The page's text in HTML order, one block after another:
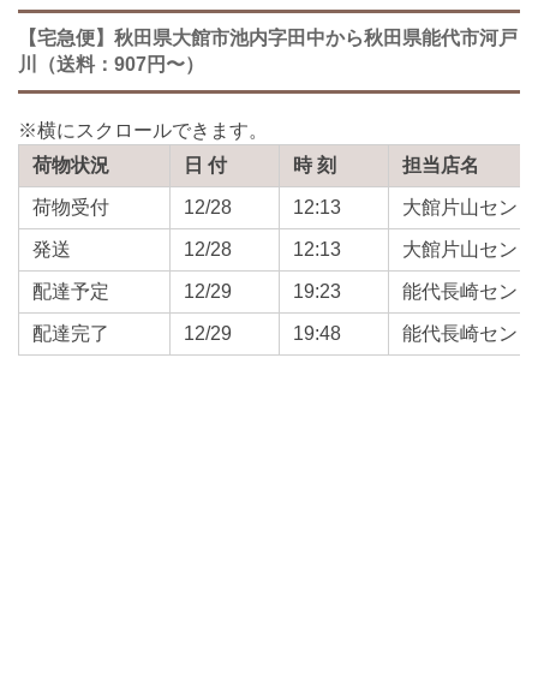
【宅急便】秋田県大館市池内字田中から秋田県能代市河戸
川（送料：907円〜）
荷物状況 日 付 時 刻 担当店名
荷物受付 12/28 12:13 大館片山セン
発送 12/28 12:13 大館片山セン
配達予定 12/29 19:23 能代長崎セン
配達完了 12/29 19:48 能代長崎セン